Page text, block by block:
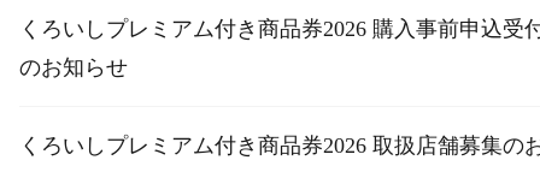
くろいしプレミアム付き商品券2026 購入事前申込受
のお知らせ
くろいしプレミアム付き商品券2026 取扱店舗募集の